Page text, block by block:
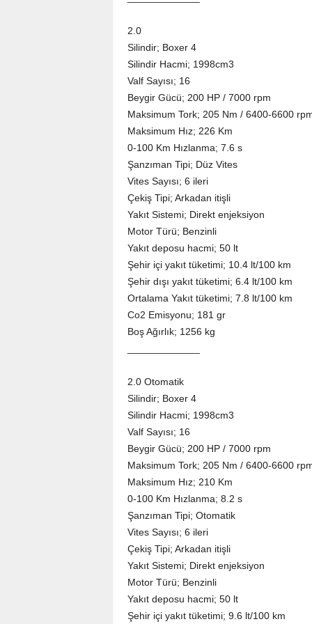
2.0
Silindir; Boxer 4
Silindir Hacmi; 1998cm3
Valf Sayısı; 16
Beygir Gücü; 200 HP / 7000 rpm
Maksimum Tork; 205 Nm / 6400-6600
Maksimum Hız; 226 Km
0-100 Km Hızlanma; 7.6 s
Şanzıman Tipi; Düz Vites
Vites Sayısı; 6 ileri
Çekiş Tipi; Arkadan itişli
Yakıt Sistemi; Direkt enjeksiyon
Motor Türü; Benzinli
Yakıt deposu hacmi; 50 lt
Şehir içi yakıt tüketimi; 10.4 lt/100 km
Şehir dışı yakıt tüketimi; 6.4 lt/100 km
Ortalama Yakıt tüketimi; 7.8 lt/100 km
Co2 Emisyonu; 181 gr
Boş Ağırlık; 1256 kg
2.0 Otomatik
Silindir; Boxer 4
Silindir Hacmi; 1998cm3
Valf Sayısı; 16
Beygir Gücü; 200 HP / 7000 rpm
Maksimum Tork; 205 Nm / 6400-6600
Maksimum Hız; 210 Km
0-100 Km Hızlanma; 8.2 s
Şanzıman Tipi; Otomatik
Vites Sayısı; 6 ileri
Çekiş Tipi; Arkadan itişli
Yakıt Sistemi; Direkt enjeksiyon
Motor Türü; Benzinli
Yakıt deposu hacmi; 50 lt
Şehir içi yakıt tüketimi; 9.6 lt/100 km